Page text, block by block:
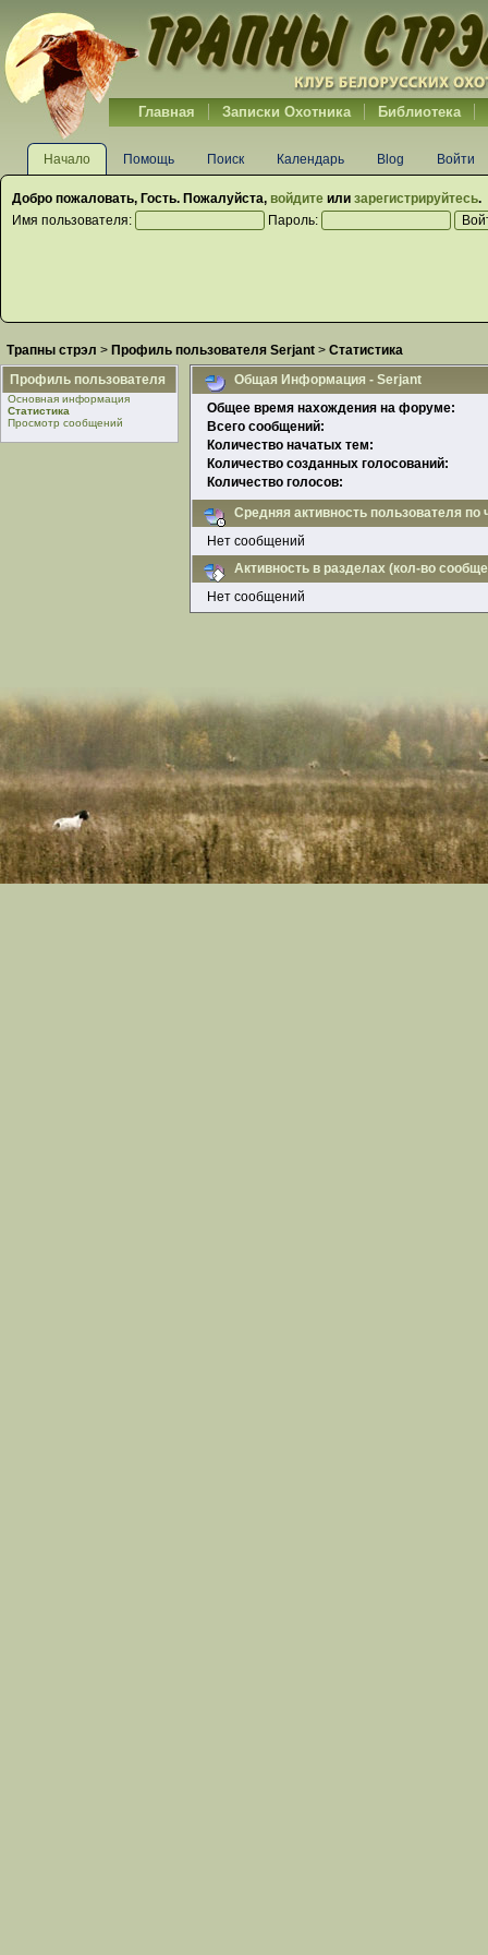
Главная Записки Охотника Библиотека
Начало Помощь Поиск Календарь Blog Войти
Добро пожаловать, Гость. Пожалуйста, войдите или зарегистрируйтесь.
Имя пользователя:
Пароль:
Трапны стрэл > Профиль пользователя Serjant > Статистика
Профиль пользователя
Основная информация
Статистика
Просмотр сообщений
Общая Информация - Serjant
Общее время нахождения на форуме:
Всего сообщений:
Количество начатых тем:
Количество созданных голосований:
Количество голосов:
Средняя активность пользователя по
Нет сообщений
Активность в разделах (кол-во
Нет сообщений